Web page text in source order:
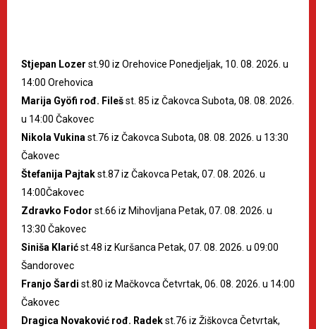
Stjepan Lozer st.90 iz Orehovice Ponedjeljak, 10. 08. 2026. u
14:00 Orehovica
Marija Gyöfi rođ. Filešst. 85 iz Čakovca Subota, 08. 08. 2026.
u 14:00 Čakovec
Nikola Vukinast.76 iz Čakovca Subota, 08. 08. 2026. u 13:30
Čakovec
Štefanija Pajtakst.87 iz Čakovca Petak, 07. 08. 2026. u
14:00Čakovec
Zdravko Fodor st.66 iz Mihovljana Petak, 07. 08. 2026. u
13:30 Čakovec
Siniša Klarićst.48 iz Kuršanca Petak, 07. 08. 2026. u 09:00
Šandorovec
Franjo Šardi st.80 iz Mačkovca Četvrtak, 06. 08. 2026. u 14:00
Čakovec
Dragica Novaković rođ. Radekst.76 iz Žiškovca Četvrtak,